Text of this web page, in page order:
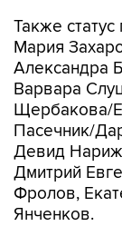
Также
Мария
Александра
Варвара
Щербакова/
Пасечник/
Девид
Дмитрий
Фролов,
Янченков.